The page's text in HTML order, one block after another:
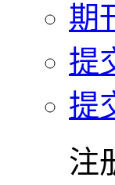
期
提
提
注